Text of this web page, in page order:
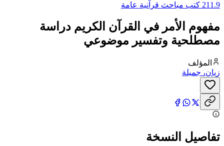
211.9 كتب مباحث قرآنية عامة
مفهوم الأمر في القرآن الكريم دراسة
مصطلحية وتفسير موضوعي
المؤلف
زيان، جميلة
تفاصيل النسخة